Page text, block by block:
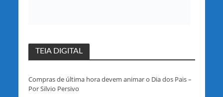
TEIA DIGITAL
Compras de última hora devem animar o Dia dos Pais –
Por Silvio Persivo